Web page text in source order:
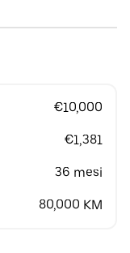
€10,000
€1,381
36 mesi
80,000 KM